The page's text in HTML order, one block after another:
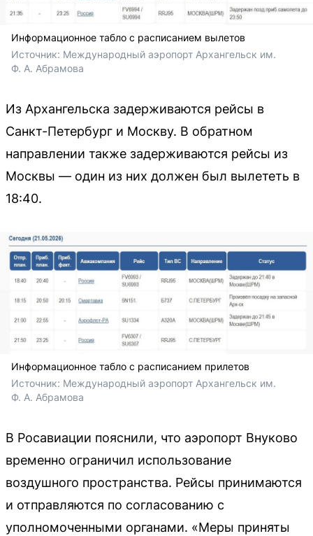
Информационное табло с расписанием вылетов
Источник: Международный аэропорт Архангельск им.
Ф. А. Абрамова
Из Архангельска задерживаются рейсы в
Санкт-Петербург и Москву. В обратном
направлении также задерживаются рейсы из
Москвы — один из них должен был вылететь в
18:40.
Информационное табло с расписанием прилетов
Источник: Международный аэропорт Архангельск им.
Ф. А. Абрамова
В Росавиации пояснили, что аэропорт Внуково
временно ограничил использование
воздушного пространства. Рейсы принимаются
и отправляются по согласованию с
уполномоченными органами. «Меры приняты